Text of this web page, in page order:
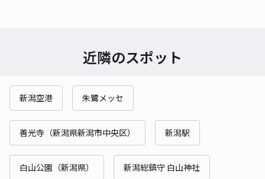
近隣のスポット
新潟空港 朱鷺メッセ
善光寺（新潟県新潟市中央区） 新潟駅
白山公園（新潟県） 新潟総鎮守 白山神社